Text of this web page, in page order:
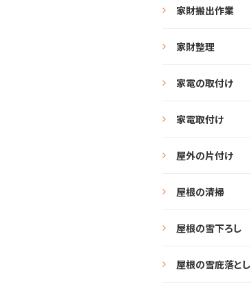
家財搬出作業
家財整理
家電の取付け
家電取付け
屋外の片付け
屋根の清掃
屋根の雪下ろし
屋根の雪庇落とし